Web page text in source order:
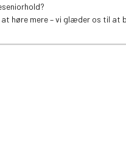
høre mere – vi glæder os til at